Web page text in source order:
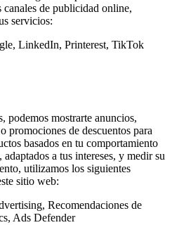
de publicidad online,
servicios:
LinkedIn, Printerest, TikTok
podemos mostrarte anuncios,
promociones de descuentos para
basados en tu comportamiento
a tus intereses, y medir su
utilizamos los siguientes
sitio web:
Recomendaciones de
Ads Defender